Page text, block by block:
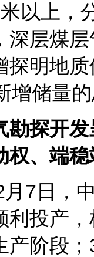
以上，
深层煤
探明地
增储量
探开发
权、端
日，中
利投产
产阶段